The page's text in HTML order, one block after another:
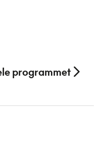
programmet